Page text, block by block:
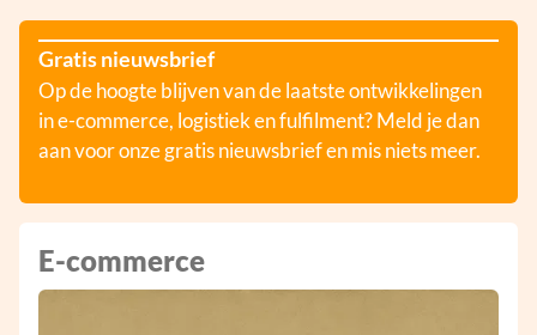
Gratis nieuwsbrief
Op de hoogte blijven van de laatste ontwikkelingen
in e-commerce, logistiek en fulfilment? Meld je dan
aan voor onze gratis nieuwsbrief en mis niets meer.
E-commerce